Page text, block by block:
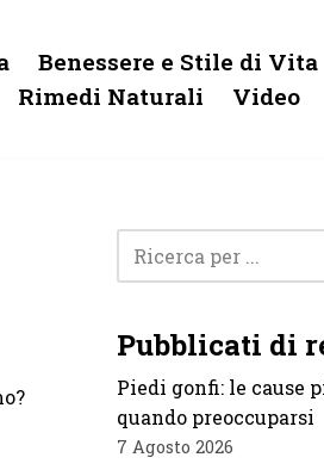
Benessere e Stile di Vita
Rimedi Naturali Video
Pubblicati di
Piedi gonfi: le cause
quando preoccuparsi
7 Agosto 2026